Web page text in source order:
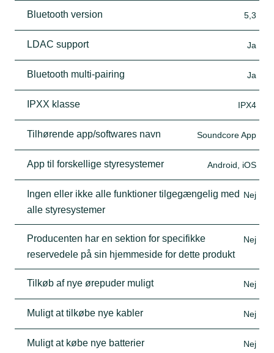
Bluetooth version 5,3
LDAC support Ja
Bluetooth multi-pairing Ja
IPXX klasse IPX4
Tilhørende app/softwares navn Soundcore App
App til forskellige styresystemer Android, iOS
Ingen eller ikke alle funktioner tilgegængelig med
alle styresystemer
Nej
Producenten har en sektion for specifikke
reservedele på sin hjemmeside for dette produkt
Nej
Tilkøb af nye ørepuder muligt Nej
Muligt at tilkøbe nye kabler Nej
Muligt at købe nye batterier Nej